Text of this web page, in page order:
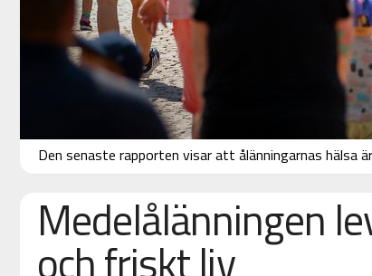
Den senaste rapporten visar att ålänningarnas hälsa
Medelålänningen